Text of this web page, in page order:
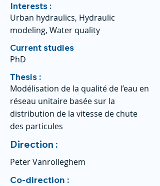
Interests :
Urban hydraulics, Hydraulic
modeling, Water quality
Current studies
PhD
Thesis :
Modélisation de la qualité de l’eau en
réseau unitaire basée sur la
distribution de la vitesse de chute
des particules
Direction :
Peter Vanrolleghem
Co-direction :